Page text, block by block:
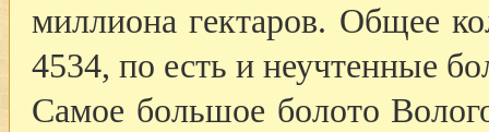
миллиона гектаров. Общее
4534, по есть и неучтенные
Самое большое болото